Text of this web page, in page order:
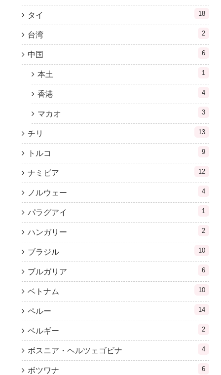
タイ 18
台湾 2
中国 6
本土 1
香港 4
マカオ 3
チリ 13
トルコ 9
ナミビア 12
ノルウェー 4
パラグアイ 1
ハンガリー 2
ブラジル 10
ブルガリア 6
ベトナム 10
ペルー 14
ベルギー 2
ボスニア・ヘルツェゴビナ 4
ボツワナ 6